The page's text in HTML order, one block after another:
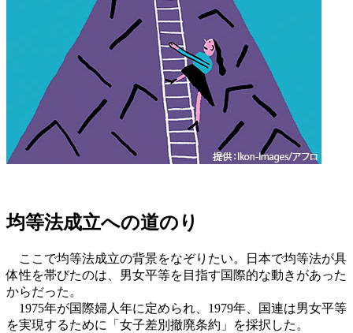
均等法成立への道のり
ここで均等法成立の背景をなぞりたい。日本で均等法が具
体性を帯びたのは、男女平等を目指す国際的な動きがあった
からだった。
1975年が国際婦人年に定められ、1979年、国連は男女平等
を実現するために「女子差別撤廃条約」を採択した。